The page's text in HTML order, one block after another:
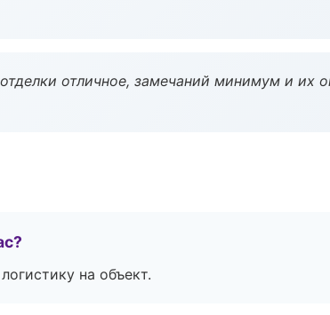
отличное, замечаний минимум и их
на объект.